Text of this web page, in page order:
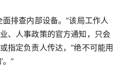
排查内部设备。”该局工作人
、人事政策的官方通知，只会
指定负责人传达，“绝不可能用
。”